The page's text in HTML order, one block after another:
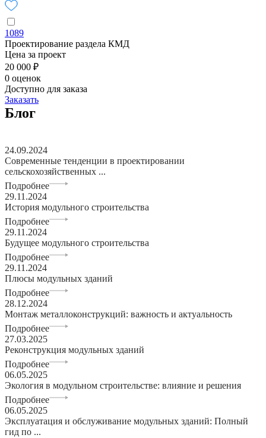
1089
Проектирование раздела КМД
Цена за проект
20 000 ₽
0 оценок
Доступно для заказа
Заказать
Блог
24.09.2024
Современные тенденции в проектировании
сельскохозяйственных ...
Подробнее
29.11.2024
История модульного строительства
Подробнее
29.11.2024
Будущее модульного строительства
Подробнее
29.11.2024
Плюсы модульных зданий
Подробнее
28.12.2024
Монтаж металлоконструкций: важность и актуальность
Подробнее
27.03.2025
Реконструкция модульных зданий
Подробнее
06.05.2025
Экология в модульном строительстве: влияние и решения
Подробнее
06.05.2025
Эксплуатация и обслуживание модульных зданий: Полный
гид по ...